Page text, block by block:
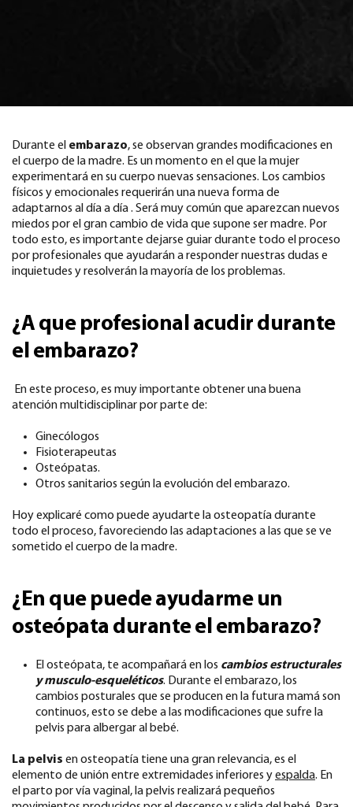
Durante el embarazo, se observan grandes modificaciones en
el cuerpo de la madre. Es un momento en el que la mujer
experimentará en su cuerpo nuevas sensaciones. Los cambios
físicos y emocionales requerirán una nueva forma de
adaptarnos al día a día . Será muy común que aparezcan nuevos
miedos por el gran cambio de vida que supone ser madre. Por
todo esto, es importante dejarse guiar durante todo el proceso
por profesionales que ayudarán a responder nuestras dudas e
inquietudes y resolverán la mayoría de los problemas.
¿A que profesional acudir durante
el embarazo?
En este proceso, es muy importante obtener una buena
atención multidisciplinar por parte de:
Ginecólogos
Fisioterapeutas
Osteópatas.
Otros sanitarios según la evolución del embarazo.
Hoy explicaré como puede ayudarte la osteopatía durante
todo el proceso, favoreciendo las adaptaciones a las que se ve
sometido el cuerpo de la madre.
¿En que puede ayudarme un
osteópata durante el embarazo?
El osteópata, te acompañará en los cambios estructurales
y musculo-esqueléticos. Durante el embarazo, los
cambios posturales que se producen en la futura mamá son
continuos, esto se debe a las modificaciones que sufre la
pelvis para albergar al bebé.
La pelvis en osteopatía tiene una gran relevancia, es el
elemento de unión entre extremidades inferiores yespalda. En
el parto por vía vaginal, la pelvis realizará pequeños